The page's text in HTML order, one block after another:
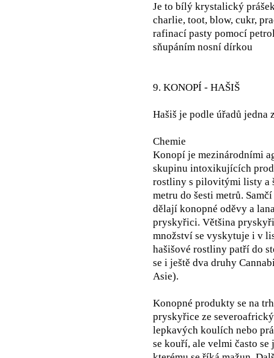
Je to bílý krystalický
charlie, toot, blow, cukr,
rafinací pasty pomocí
sňupáním nosní dírkou
9. KONOPÍ - HAŠIŠ
Hašiš je podle úřadů jedna
Chemie
Konopí je mezinárodními
skupinu intoxikujících
rostliny s pilovitými listy a
metru do šesti metrů.
dělají konopné oděvy a
pryskyřici. Většina
množství se vyskytuje i v
hašišové rostliny patří do
se i ještě dva druhy
Asie).
Konopné produkty se na
pryskyřice ze
lepkavých koulích nebo
se kouří, ale velmi často